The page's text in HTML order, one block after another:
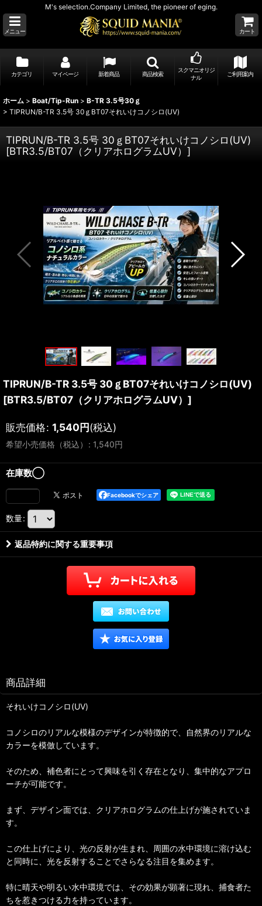
M's selection.Company Limited, the pioneer of eging.
メニュー カート
カテゴリ マイページ 新着商品 商品検索
スクマニオリジ
ナル
ご利用案内
ホーム > Boat/Tip-Run > B-TR 3.5号30ｇ
> TIPRUN/B-TR 3.5号 30ｇBT07それいけコノシロ(UV)
TIPRUN/B-TR 3.5号 30ｇBT07それいけコノシロ(UV)
[BTR3.5/BT07（クリアホログラムUV） ]
TIPRUN/B-TR 3.5号 30ｇBT07それいけコノシロ(UV)
[BTR3.5/BT07（クリアホログラムUV） ]
販売価格: 1,540円(税込)
希望小売価格（税込） : 1,540円
在庫数◯
Facebookでシェア
数量:
返品特約に関する重要事項
商品詳細
それいけコノシロ(UV)
コノシロのリアルな模様のデザインが特徴的で、自然界のリアルな
カラーを模倣しています。
そのため、補色者にとって興味を引く存在となり、集中的なアプロ
ーチが可能です。
まず、デザイン面では、クリアホログラムの仕上げが施されていま
す。
この仕上げにより、光の反射が生まれ、周囲の水中環境に溶け込む
と同時に、光を反射することでさらなる注目を集めます。
特に晴天や明るい水中環境では、その効果が顕著に現れ、捕食者た
ちを惹きつける力を持っています。